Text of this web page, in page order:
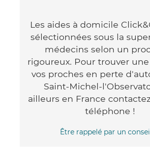
Les aides à domicile
sélectionnées sous la
médecins selon un
rigoureux. Pour trouver
vos proches en perte
Saint-Michel-
ailleurs en France
téléphone !
Être rappelé par un